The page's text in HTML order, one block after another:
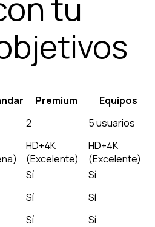
tu
Premium
Equipos
2 5 usuarios
HD+4K
(Excelente)
HD+4K
(Excelente)
Sí
Sí
Sí
Sí
Sí
Sí